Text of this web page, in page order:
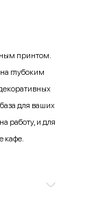
принтом.
глубоким
для ваших
работу, и для
кафе.